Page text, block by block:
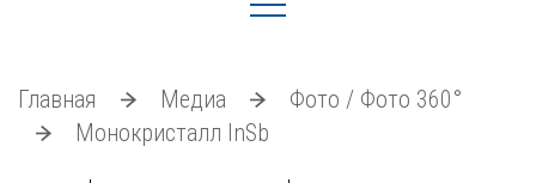
Главная Медиа
Фото / Фото 360°
Монокристалл InSb